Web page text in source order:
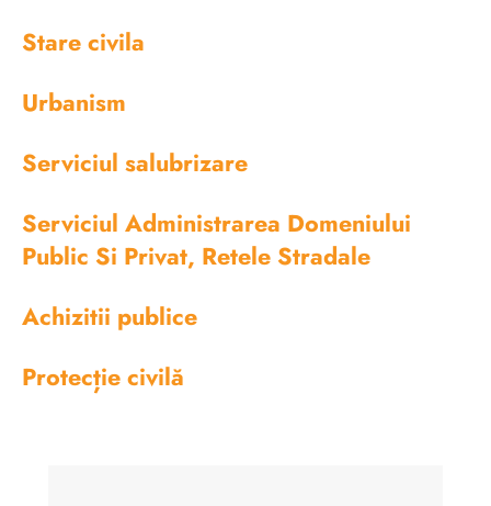
Stare civila
Urbanism
Serviciul salubrizare
Serviciul Administrarea Domeniului
Public Si Privat, Retele Stradale
Achizitii publice
Protecție civilă